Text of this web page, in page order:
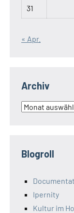
31
« Apr.
Archiv
Archiv
Blogroll
Ipernity
Kultur im